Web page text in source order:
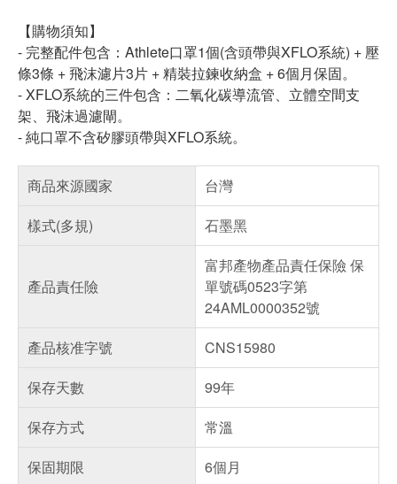
【購物須知】
- 完整配件包含：Athlete口罩1個(含頭帶與XFLO系統) + 壓
條3條 + 飛沫濾片3片 + 精裝拉鍊收納盒 + 6個月保固。
- XFLO系統的三件包含：二氧化碳導流管、立體空間支
架、飛沫過濾閘。
- 純口罩不含矽膠頭帶與XFLO系統。
商品來源國家
台灣
樣式(多規)
石墨黑
產品責任險
富邦產物產品責任保險 保
單號碼0523字第
24AML0000352號
產品核准字號
CNS15980
保存天數
99年
保存方式
常溫
保固期限
6個月